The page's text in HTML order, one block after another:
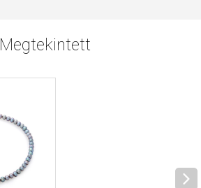
Megtekintett